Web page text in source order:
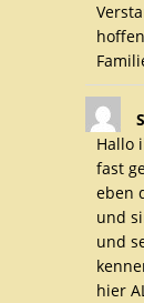
Hallo
fast
eben
und
und
hier